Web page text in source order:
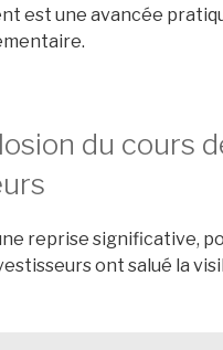
est une avancée
du cours
reprise significative,
ont salué la